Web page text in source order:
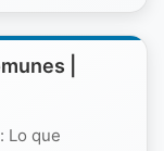
|
Lo que